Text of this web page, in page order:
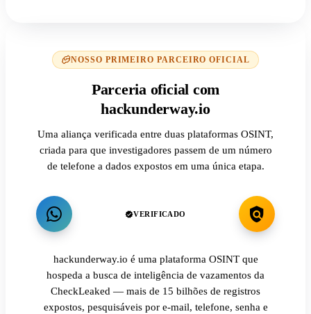
NOSSO PRIMEIRO PARCEIRO OFICIAL
Parceria oficial com
hackunderway.io
Uma aliança verificada entre duas plataformas OSINT,
criada para que investigadores passem de um número
de telefone a dados expostos em uma única etapa.
VERIFICADO
hackunderway.io é uma plataforma OSINT que
hospeda a busca de inteligência de vazamentos da
CheckLeaked — mais de 15 bilhões de registros
expostos, pesquisáveis por e-mail, telefone, senha e